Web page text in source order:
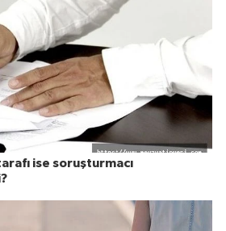
ise soruşturmacı